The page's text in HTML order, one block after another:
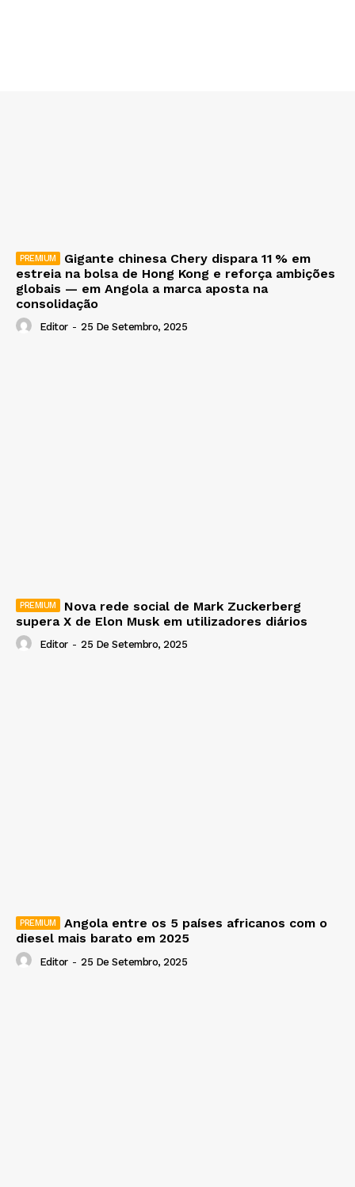
Gigante chinesa Chery dispara 11 % em
estreia na bolsa de Hong Kong e reforça ambições
globais — em Angola a marca aposta na
consolidação
Editor - 25 De Setembro, 2025
Nova rede social de Mark Zuckerberg
supera X de Elon Musk em utilizadores diários
Editor - 25 De Setembro, 2025
Angola entre os 5 países africanos com o
diesel mais barato em 2025
Editor - 25 De Setembro, 2025